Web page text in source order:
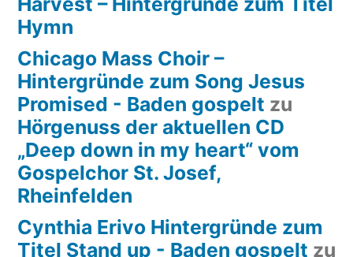
Hymn
Chicago Mass Choir –
Hintergründe zum Song Jesus
Promised - Baden gospelt zu
Hörgenuss der aktuellen CD
„Deep down in my heart“ vom
Gospelchor St. Josef,
Rheinfelden
Cynthia Erivo Hintergründe zum
Titel Stand up - Baden gospelt zu